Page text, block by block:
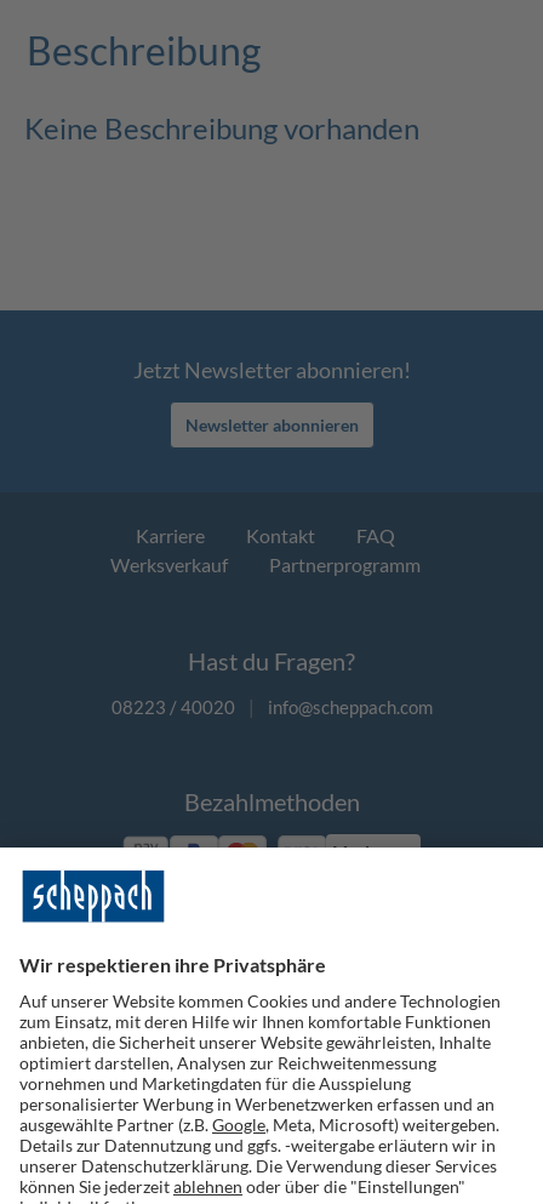
Beschreibung
Keine Beschreibung vorhanden
Jetzt Newsletter abonnieren!
Newsletter abonnieren
Karriere Kontakt
FAQ
Werksverkauf
Partnerprogramm
Hast du Fragen?
08223 / 40020 | info@scheppach.com
Bezahlmethoden
Vorkasse
Folge uns auf Social Media